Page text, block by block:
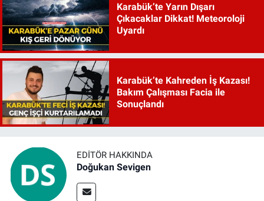
Karabük’te Yarın Dışarı
Çıkacaklar Dikkat! Meteoroloji
Uyardı
Karabük’te Kahreden İş Kazası!
Bakım Çalışması Facia ile
Sonuçlandı
EDITÖR HAKKINDA
Doğukan Sevigen